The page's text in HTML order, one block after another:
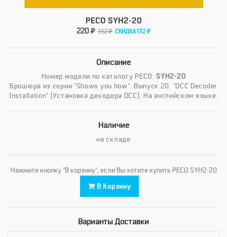
PECO SYH2-20
220 ₽ 352 ₽ СКИДКА 132 ₽
Описание
Номер модели по каталогу PECO:SYH2-20
Брошюра из серии "Shows you how". Выпуск 20. "DCC Decoder
Installation" (Установка декодера DCC). На английском языке.
Наличие
на складе
Нажмите кнопку "В корзину", если Вы хотите купить PECO SYH2-20
В Корзину
Варианты Доставки